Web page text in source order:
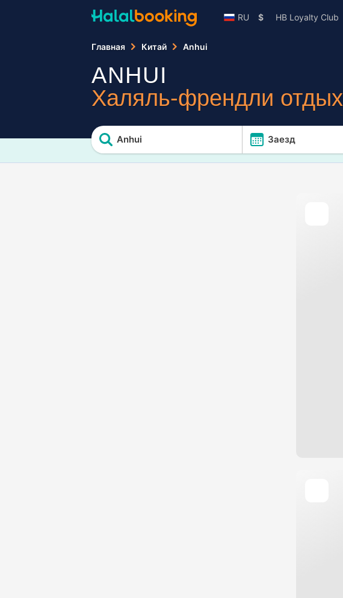
RU $ HB Loyalty Club
Главная Китай Anhui
ANHUI
Халяль-френдли отдых
Anhui Заезд